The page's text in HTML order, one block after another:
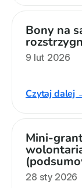
Bony na
9 lut 2026
Czytaj dalej
Mini-
28 sty 2026